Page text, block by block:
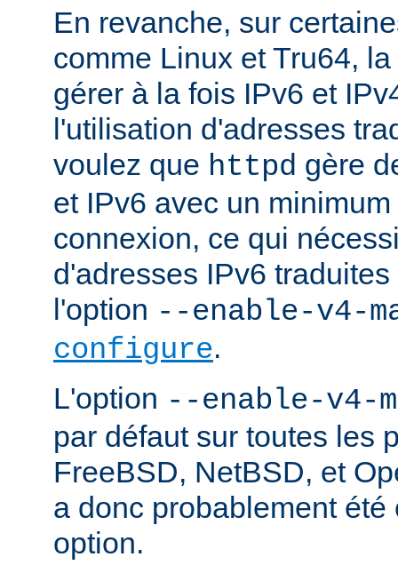
En revanche, sur
comme Linux et Tru64, la
gérer à la fois IPv6 et
l'utilisation d'adresses
voulez que httpd gère
et IPv6 avec un
connexion, ce qui
d'adresses IPv6
l'option --enable-v4-
configure.
L'option --enable-v4-
par défaut sur toutes les
FreeBSD, NetBSD, et
a donc probablement
option.